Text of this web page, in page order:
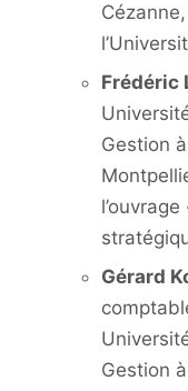
Frédéric
Gestion
Gérard
Gestion